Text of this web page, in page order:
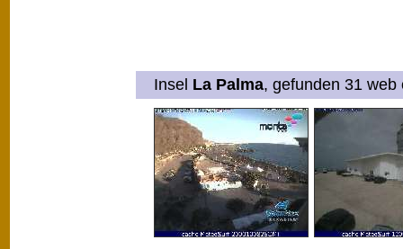
Insel La Palma, gefunden 31